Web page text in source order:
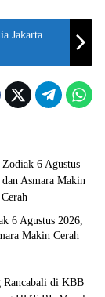
Jakarta
6 Agustus 2026,
Makin Cerah